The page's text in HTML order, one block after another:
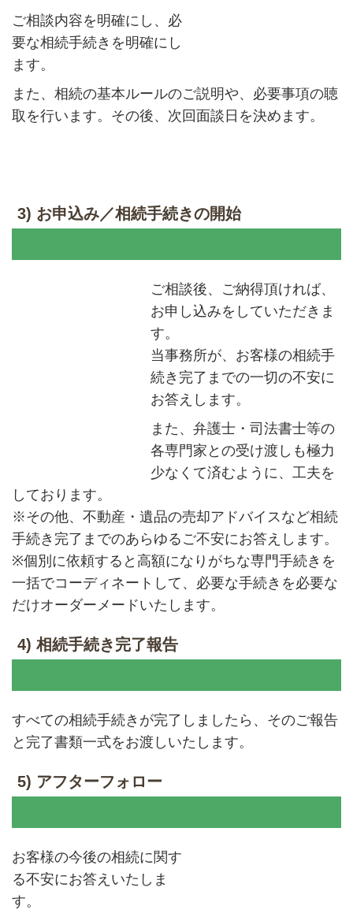
ご相談内容を明確にし、必
要な相続手続きを明確にし
ます。
また、相続の基本ルールのご説明や、必要事項の聴
取を行います。その後、次回面談日を決めます。
3) お申込み／相続手続きの開始
ご相談後、ご納得頂ければ、
お申し込みをしていただきま
す。
当事務所が、お客様の相続手
続き完了までの一切の不安に
お答えします。
また、弁護士・司法書士等の
各専門家との受け渡しも極力
少なくて済むように、工夫を
しております。
※その他、不動産・遺品の売却アドバイスなど相続
手続き完了までのあらゆるご不安にお答えします。
※個別に依頼すると高額になりがちな専門手続きを
一括でコーディネートして、必要な手続きを必要な
だけオーダーメードいたします。
4) 相続手続き完了報告
すべての相続手続きが完了しましたら、そのご報告
と完了書類一式をお渡しいたします。
5) アフターフォロー
お客様の今後の相続に関す
る不安にお答えいたしま
す。